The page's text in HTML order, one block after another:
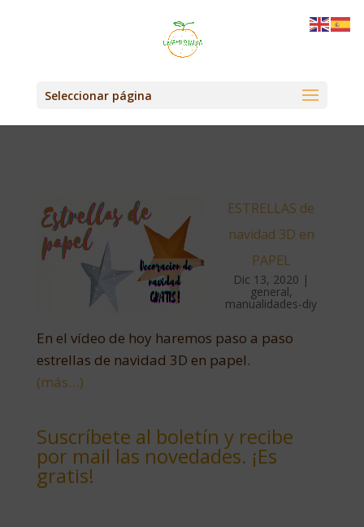
Seleccionar página
ESTRELLAS de
navidad 3D en
PAPEL
Dic 13, 2020 |
general,
manualidades-diy
En el vídeo de hoy haremos paso a paso
estrellas de navidad 3D en papel.
(más…)
Suscríbete al boletín y recibe
por mail las novedades. ¡Es
gratis!